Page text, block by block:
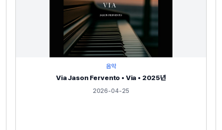
음악
Via Jason Fervento • Via • 2025년
2026-04-25